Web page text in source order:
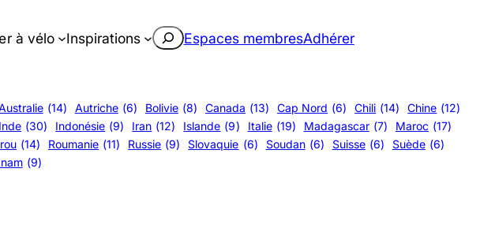
à vélo Inspirations Rechercher
Espaces membresAdhérer
(14) Autriche (6) Bolivie (8) Canada (13) Cap Nord (6) Chili (14) Chine (12)
Inde (30) Indonésie (9) Iran (12) Islande (9) Italie (19) Madagascar (7) Maroc (17)
(14) Roumanie (11) Russie (9) Slovaquie (6) Soudan (6) Suisse (6) Suède (6)
(9)